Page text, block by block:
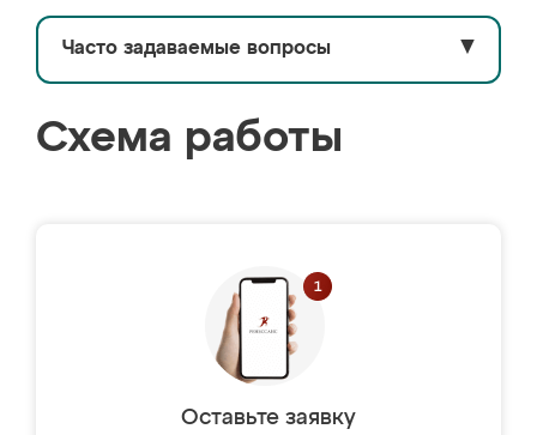
Часто задаваемые вопросы ▼
Схема работы
Оставьте заявку